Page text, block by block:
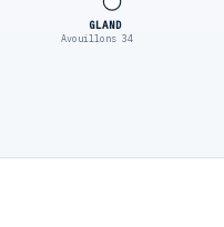
GLAND
Avouillons 34